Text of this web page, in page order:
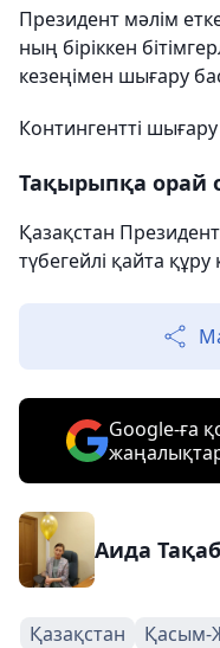
Президент мәлім
ның біріккен
кезеңімен шығару
Контингентті
Тақырыпқа орай
Қазақстан
түбегейлі қайта құру
Google-ға
Аида
Қазақстан Қасым-